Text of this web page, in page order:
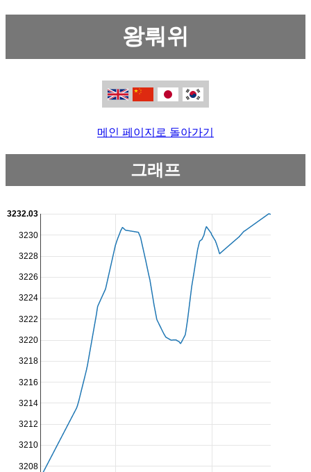
왕뤄위
메인 페이지로 돌아가기
그래프
3208
3210
3212
3214
3216
3218
3220
3222
3224
3226
3228
3230
3232.03